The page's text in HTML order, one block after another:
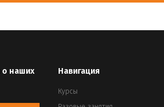
о наших
Навигация
Курсы